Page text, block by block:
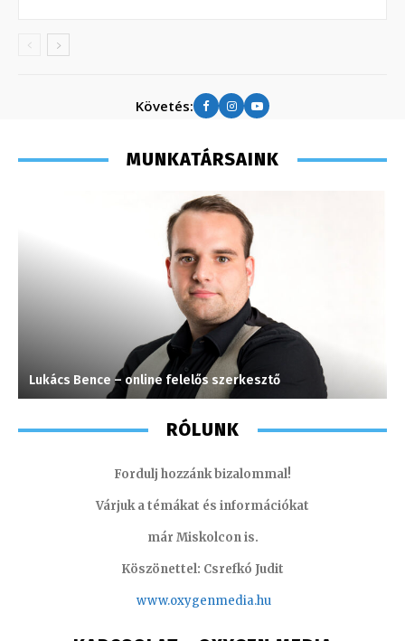
Követés:
MUNKATÁRSAINK
Lukács Bence – online felelős szerkesztő
RÓLUNK
Fordulj hozzánk bizalommal!
Várjuk a témákat és információkat
már Miskolcon is.
Köszönettel: Csrefkó Judit
www.oxygenmedia.hu